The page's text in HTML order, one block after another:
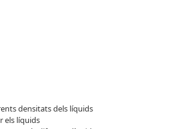
densitats dels líquids
els líquids